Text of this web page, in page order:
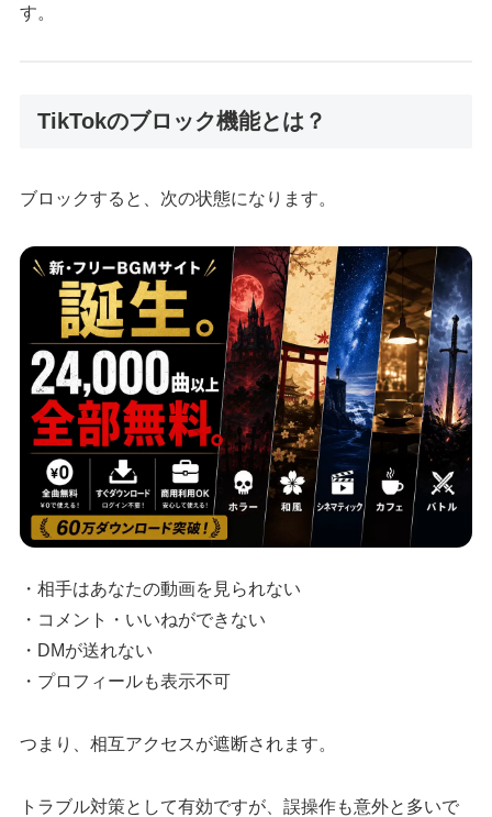
す。
TikTokのブロック機能とは？
ブロックすると、次の状態になります。
・相手はあなたの動画を見られない
・コメント・いいねができない
・DMが送れない
・プロフィールも表示不可
つまり、相互アクセスが遮断されます。
トラブル対策として有効ですが、誤操作も意外と多いで